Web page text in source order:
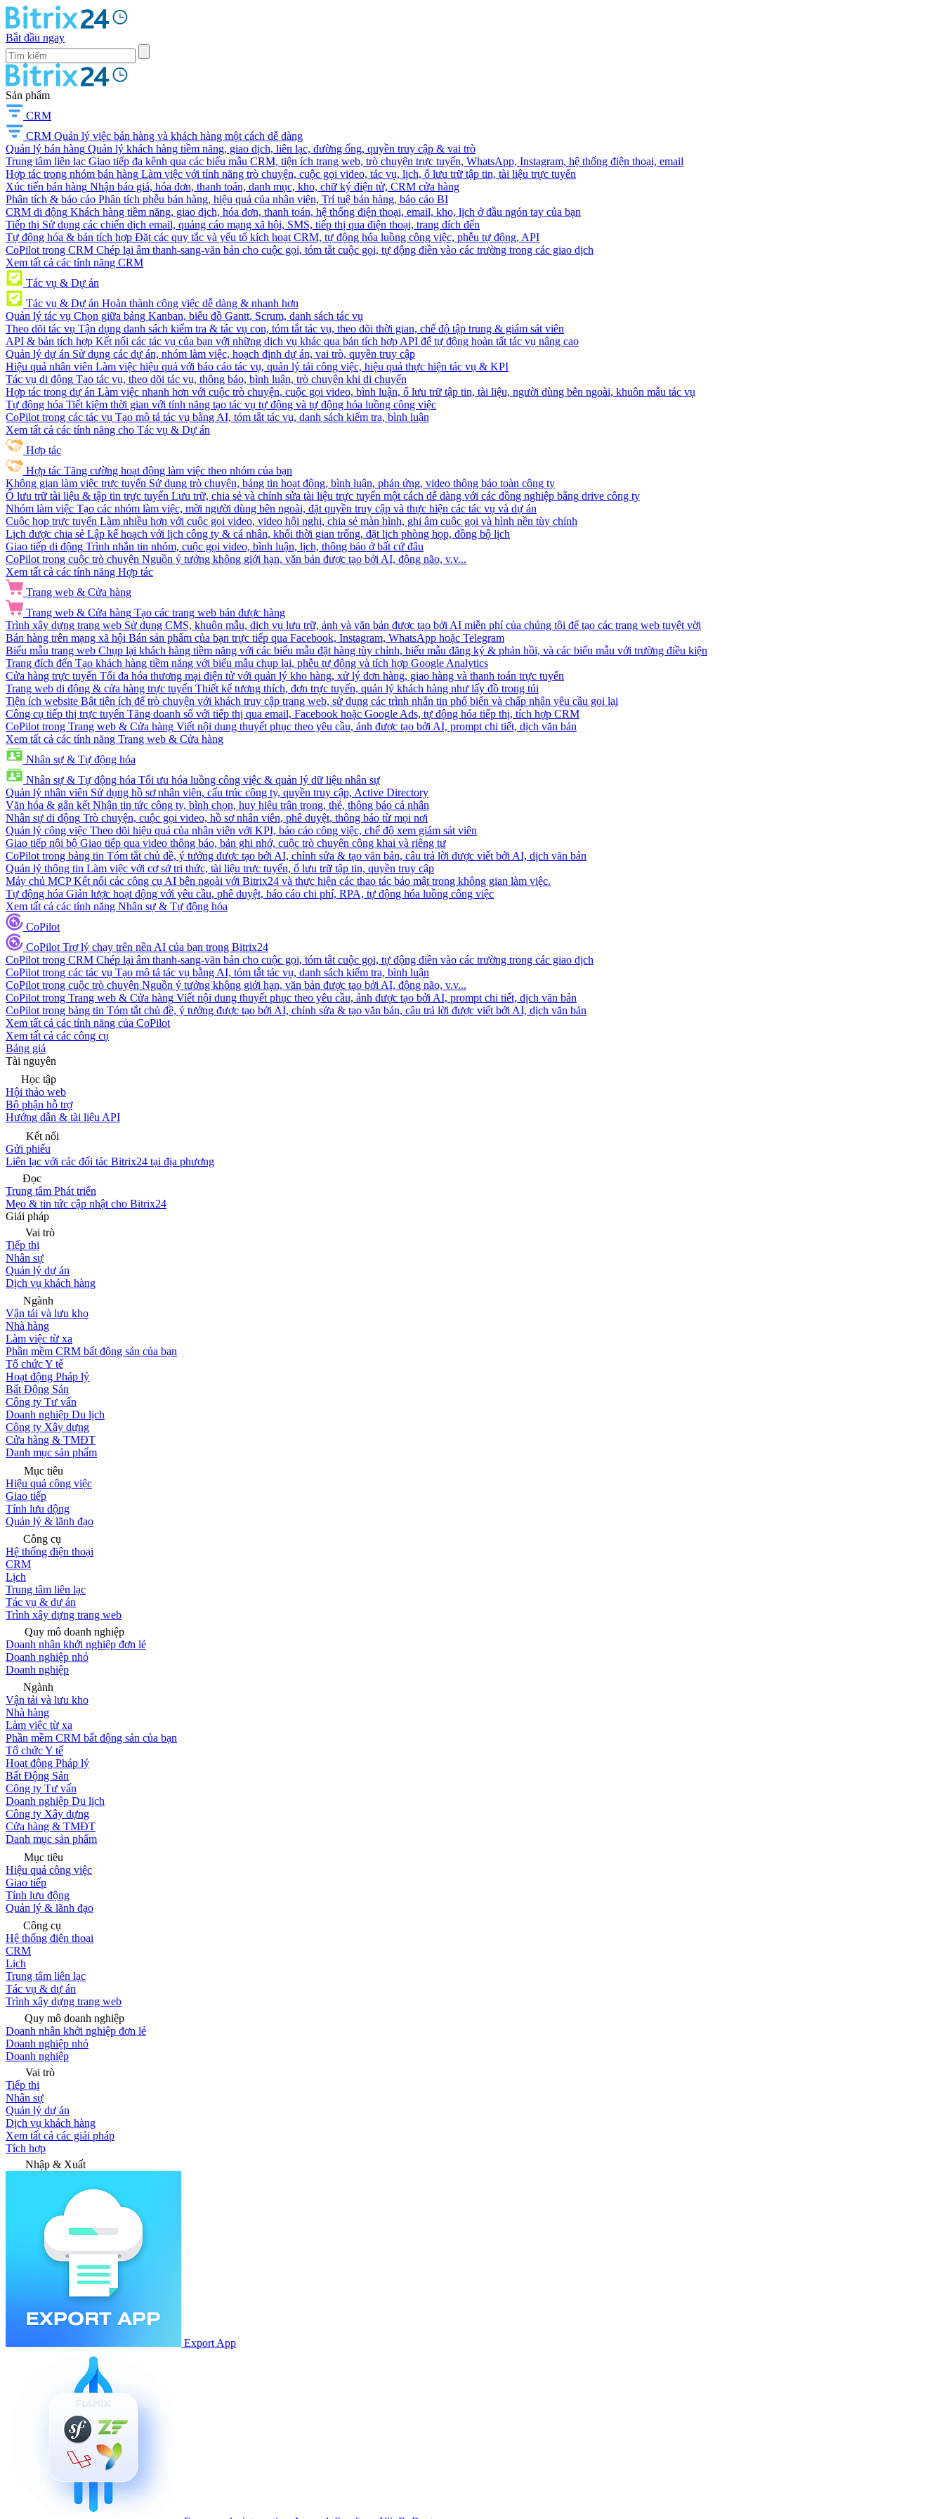
Bắt đầu ngay
Sản phẩm
CRM
CRM Quản lý việc bán hàng và khách hàng một cách dễ dàng
Quản lý bán hàng Quản lý khách hàng tiềm năng, giao dịch, liên lạc, đường ống, quyền truy cập & vai trò
Trung tâm liên lạc Giao tiếp đa kênh qua các biểu mẫu CRM, tiện ích trang web, trò chuyện trực tuyến, WhatsApp, Instagram, hệ thống điện thoại, email
Hợp tác trong nhóm bán hàng Làm việc với tính năng trò chuyện, cuộc gọi video, tác vụ, lịch, ổ lưu trữ tập tin, tài liệu trực tuyến
Xúc tiến bán hàng Nhận báo giá, hóa đơn, thanh toán, danh mục, kho, chữ ký điện tử, CRM cửa hàng
Phân tích & báo cáo Phân tích phễu bán hàng, hiệu quả của nhân viên, Trí tuệ bán hàng, báo cáo BI
CRM di động Khách hàng tiềm năng, giao dịch, hóa đơn, thanh toán, hệ thống điện thoại, email, kho, lịch ở đầu ngón tay của bạn
Tiếp thị Sử dụng các chiến dịch email, quảng cáo mạng xã hội, SMS, tiếp thị qua điện thoại, trang đích đến
Tự động hóa & bản tích hợp Đặt các quy tắc và yếu tố kích hoạt CRM, tự động hóa luồng công việc, phễu tự động, API
CoPilot trong CRM Chép lại âm thanh-sang-văn bản cho cuộc gọi, tóm tắt cuộc gọi, tự động điền vào các trường trong các giao dịch
Xem tất cả các tính năng CRM
Tác vụ & Dự án
Tác vụ & Dự án Hoàn thành công việc dễ dàng & nhanh hơn
Quản lý tác vụ Chọn giữa bảng Kanban, biểu đồ Gantt, Scrum, danh sách tác vụ
Theo dõi tác vụ Tận dụng danh sách kiểm tra & tác vụ con, tóm tắt tác vụ, theo dõi thời gian, chế độ tập trung & giám sát viên
API & bản tích hợp Kết nối các tác vụ của bạn với những dịch vụ khác qua bản tích hợp API để tự động hoàn tất tác vụ nâng cao
Quản lý dự án Sử dụng các dự án, nhóm làm việc, hoạch định dự án, vai trò, quyền truy cập
Hiệu quả nhân viên Làm việc hiệu quả với báo cáo tác vụ, quản lý tải công việc, hiệu quả thực hiện tác vụ & KPI
Tác vụ di động Tạo tác vụ, theo dõi tác vụ, thông báo, bình luận, trò chuyện khi di chuyển
Hợp tác trong dự án Làm việc nhanh hơn với cuộc trò chuyện, cuộc gọi video, bình luận, ổ lưu trữ tập tin, tài liệu, người dùng bên ngoài, khuôn mẫu tác vụ
Tự động hóa Tiết kiệm thời gian với tính năng tạo tác vụ tự động và tự động hóa luồng công việc
CoPilot trong các tác vụ Tạo mô tả tác vụ bằng AI, tóm tắt tác vụ, danh sách kiểm tra, bình luận
Xem tất cả các tính năng cho Tác vụ & Dự án
Hợp tác
Hợp tác Tăng cường hoạt động làm việc theo nhóm của bạn
Không gian làm việc trực tuyến Sử dụng trò chuyện, bảng tin hoạt động, bình luận, phản ứng, video thông báo toàn công ty
Ổ lưu trữ tài liệu & tập tin trực tuyến Lưu trữ, chia sẻ và chỉnh sửa tài liệu trực tuyến một cách dễ dàng với các đồng nghiệp bằng drive công ty
Nhóm làm việc Tạo các nhóm làm việc, mời người dùng bên ngoài, đặt quyền truy cập và thực hiện các tác vụ và dự án
Cuộc họp trực tuyến Làm nhiều hơn với cuộc gọi video, video hội nghị, chia sẻ màn hình, ghi âm cuộc gọi và hình nền tùy chỉnh
Lịch được chia sẻ Lập kế hoạch với lịch công ty & cá nhân, khối thời gian trống, đặt lịch phòng họp, đồng bộ lịch
Giao tiếp di động Trình nhắn tin nhóm, cuộc gọi video, bình luận, lịch, thông báo ở bất cứ đâu
CoPilot trong cuộc trò chuyện Nguồn ý tưởng không giới hạn, văn bản được tạo bởi AI, động não, v.v...
Xem tất cả các tính năng Hợp tác
Trang web & Cửa hàng
Trang web & Cửa hàng Tạo các trang web bán được hàng
Trình xây dựng trang web Sử dụng CMS, khuôn mẫu, dịch vụ lưu trữ, ảnh và văn bản được tạo bởi AI miễn phí của chúng tôi để tạo các trang web tuyệt vời
Bán hàng trên mạng xã hội Bán sản phẩm của bạn trực tiếp qua Facebook, Instagram, WhatsApp hoặc Telegram
Biểu mẫu trang web Chụp lại khách hàng tiềm năng với các biểu mẫu đặt hàng tùy chỉnh, biểu mẫu đăng ký & phản hồi, và các biểu mẫu với trường điều kiện
Trang đích đến Tạo khách hàng tiềm năng với biểu mẫu chụp lại, phễu tự động và tích hợp Google Analytics
Cửa hàng trực tuyến Tối đa hóa thương mại điện tử với quản lý kho hàng, xử lý đơn hàng, giao hàng và thanh toán trực tuyến
Trang web di động & cửa hàng trực tuyến Thiết kế tương thích, đơn trực tuyến, quản lý khách hàng như lấy đồ trong túi
Tiện ích website Bật tiện ích để trò chuyện với khách truy cập trang web, sử dụng các trình nhắn tin phổ biến và chấp nhận yêu cầu gọi lại
Công cụ tiếp thị trực tuyến Tăng doanh số với tiếp thị qua email, Facebook hoặc Google Ads, tự động hóa tiếp thị, tích hợp CRM
CoPilot trong Trang web & Cửa hàng Viết nội dung thuyết phục theo yêu cầu, ảnh được tạo bởi AI, prompt chi tiết, dịch văn bản
Xem tất cả các tính năng Trang web & Cửa hàng
Nhân sự & Tự động hóa
Nhân sự & Tự động hóa Tối ưu hóa luồng công việc & quản lý dữ liệu nhân sự
Quản lý nhân viên Sử dụng hồ sơ nhân viên, cấu trúc công ty, quyền truy cập, Active Directory
Văn hóa & gắn kết Nhận tin tức công ty, bình chọn, huy hiệu trân trọng, thẻ, thông báo cá nhân
Nhân sự di động Trò chuyện, cuộc gọi video, hồ sơ nhân viên, phê duyệt, thông báo từ mọi nơi
Quản lý công việc Theo dõi hiệu quả của nhân viên với KPI, báo cáo công việc, chế độ xem giám sát viên
Giao tiếp nội bộ Giao tiếp qua video thông báo, bản ghi nhớ, cuộc trò chuyện công khai và riêng tư
CoPilot trong bảng tin Tóm tắt chủ đề, ý tưởng được tạo bởi AI, chỉnh sửa & tạo văn bản, câu trả lời được viết bởi AI, dịch văn bản
Quản lý thông tin Làm việc với cơ sở tri thức, tài liệu trực tuyến, ổ lưu trữ tập tin, quyền truy cập
Máy chủ MCP Kết nối các công cụ AI bên ngoài với Bitrix24 và thực hiện các thao tác bảo mật trong không gian làm việc.
Tự động hóa Giản lược hoạt động với yêu cầu, phê duyệt, báo cáo chi phí, RPA, tự động hóa luồng công việc
Xem tất cả các tính năng Nhân sự & Tự động hóa
CoPilot
CoPilot Trợ lý chạy trên nền AI của bạn trong Bitrix24
CoPilot trong CRM Chép lại âm thanh-sang-văn bản cho cuộc gọi, tóm tắt cuộc gọi, tự động điền vào các trường trong các giao dịch
CoPilot trong các tác vụ Tạo mô tả tác vụ bằng AI, tóm tắt tác vụ, danh sách kiểm tra, bình luận
CoPilot trong cuộc trò chuyện Nguồn ý tưởng không giới hạn, văn bản được tạo bởi AI, động não, v.v...
CoPilot trong Trang web & Cửa hàng Viết nội dung thuyết phục theo yêu cầu, ảnh được tạo bởi AI, prompt chi tiết, dịch văn bản
CoPilot trong bảng tin Tóm tắt chủ đề, ý tưởng được tạo bởi AI, chỉnh sửa & tạo văn bản, câu trả lời được viết bởi AI, dịch văn bản
Xem tất cả các tính năng của CoPilot
Xem tất cả các công cụ
Bảng giá
Tài nguyên
Học tập
Hội thảo web
Bộ phận hỗ trợ
Hướng dẫn & tài liệu API
Kết nối
Gửi phiếu
Liên lạc với các đối tác Bitrix24 tại địa phương
Đọc
Trung tâm Phát triển
Mẹo & tin tức cập nhật cho Bitrix24
Giải pháp
Vai trò
Tiếp thị
Nhân sự
Quản lý dự án
Dịch vụ khách hàng
Ngành
Vận tải và lưu kho
Nhà hàng
Làm việc từ xa
Phần mềm CRM bất động sản của bạn
Tổ chức Y tế
Hoạt động Pháp lý
Bất Động Sản
Công ty Tư vấn
Doanh nghiệp Du lịch
Công ty Xây dựng
Cửa hàng & TMĐT
Danh mục sản phẩm
Mục tiêu
Hiệu quả công việc
Giao tiếp
Tính lưu động
Quản lý & lãnh đạo
Công cụ
Hệ thống điện thoại
CRM
Lịch
Trung tâm liên lạc
Tác vụ & dự án
Trình xây dựng trang web
Quy mô doanh nghiệp
Doanh nhân khởi nghiệp đơn lẻ
Doanh nghiệp nhỏ
Doanh nghiệp
Ngành
Vận tải và lưu kho
Nhà hàng
Làm việc từ xa
Phần mềm CRM bất động sản của bạn
Tổ chức Y tế
Hoạt động Pháp lý
Bất Động Sản
Công ty Tư vấn
Doanh nghiệp Du lịch
Công ty Xây dựng
Cửa hàng & TMĐT
Danh mục sản phẩm
Mục tiêu
Hiệu quả công việc
Giao tiếp
Tính lưu động
Quản lý & lãnh đạo
Công cụ
Hệ thống điện thoại
CRM
Lịch
Trung tâm liên lạc
Tác vụ & dự án
Trình xây dựng trang web
Quy mô doanh nghiệp
Doanh nhân khởi nghiệp đơn lẻ
Doanh nghiệp nhỏ
Doanh nghiệp
Vai trò
Tiếp thị
Nhân sự
Quản lý dự án
Dịch vụ khách hàng
Xem tất cả các giải pháp
Tích hợp
Nhập & Xuất
Export App